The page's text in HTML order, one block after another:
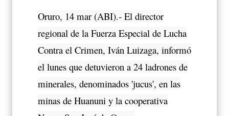
Oruro, 14 mar (ABI).- El director
regional de la Fuerza Especial de Lucha
Contra el Crimen, Iván Luizaga, informó
el lunes que detuvieron a 24 ladrones de
minerales, denominados 'jucus', en las
minas de Huanuni y la cooperativa